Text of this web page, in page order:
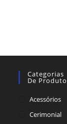
Categorias
De Produto
Acessórios
Cerimonial